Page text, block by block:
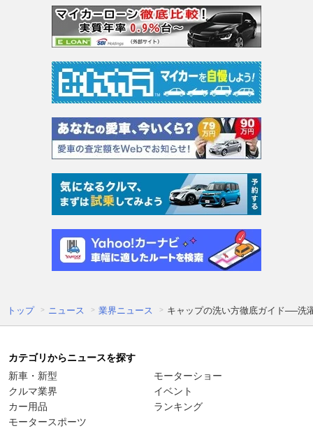
トップ ニュース 業界ニュース キャップの洗い方徹底ガイド──洗
カテゴリからニュースを探す
新車・新型
クルマ業界
カー用品
モータースポーツ
モーターショー
イベント
ランキング